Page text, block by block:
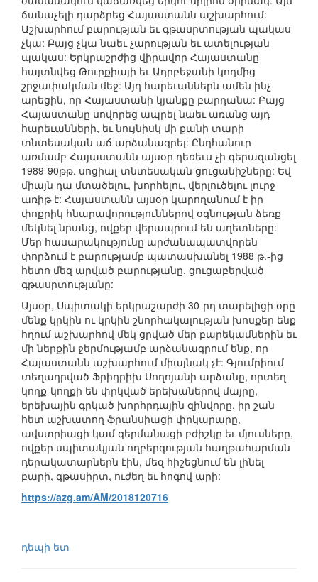
ճանաչելի դարձրեց Հայաստանն աշխարհում:
Աշխարհում բարության եւ գթասրտության պակաս
չկա: Բայց չկա նաեւ չարության եւ ատելության
պակաս: Երկրաշրժից վիրավոր Հայաստանը
հայտնվեց Թուրքիայի եւ Ադրբեջանի կողմից
շրջափակման մեջ: Այդ հարեւաններն ամեն ինչ
արեցին, որ Հայաստանի կյանքը բարդանա: Բայց
Հայաստանը սովորեց ապրել նաեւ առանց այդ
հարեւանների, եւ նույնիսկ մի քանի տարի
տնտեսական աճ արձանագրել: Ընդհանուր
առմամբ Հայաստանն այսօր դեռեւս չի գերազանցել
1989-90թթ. սոցիալ-տնտեսական ցուցանիշները: Եվ
միայն դա մտածելու, խորհելու, վերլուծելու լուրջ
առիթ է: Հայաստանն այսօր կարողանում է իր
փոքրիկ հնարավորություններով օգնության ձեռք
մեկնել նրանց, ովքեր վերապրում են աղետները:
Մեր հասարակությունը արժանապատվորեն
փորձում է բարությամբ պատասխանել 1988 թ.-ից
հետո մեզ արված բարությանը, ցուցաբերված
գթասրտությանը:
Այսօր, Սպիտակի երկրաշարժի 30-րդ տարելիցի օրը
մենք կրկին ու կրկին շնորհակալության խոսքեր ենք
հղում աշխարհով մեկ ցրված մեր բարեկամներին եւ
մի ներքին ջերմությամբ արձանագրում ենք, որ
Հայաստանն աշխարհում միայնակ չէ: Գյումրիում
տեղադրված Ֆրիդրիխ Սողոյանի արձանը, որտեղ
կողք-կողքի են փրկված երեխաներով մայրը,
երեխային գրկած խորհրդային զինվորը, իր շան
հետ աշխատող ֆրանսիացի փրկարարը,
ավստրիացի կամ գերմանացի բժիշկը եւ մյուսները,
ովքեր սպիտակյան ողբերգության հաղթահարման
դերակատարներն էին, մեզ հիշեցնում են լինել
բարի, գթասիրտ, ուժեղ եւ հոգով արի:
https://azg.am/AM/2018120716
դեպի ետ